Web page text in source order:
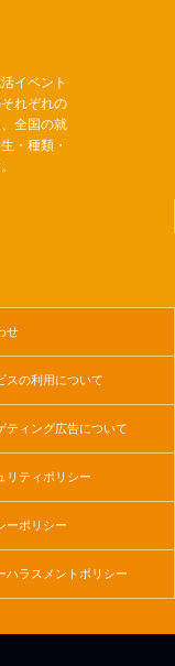
イベント
れぞれの
全国の就
・種類・
せ
スの利用について
ティング広告について
リティポリシー
ーポリシー
ハラスメントポリシー